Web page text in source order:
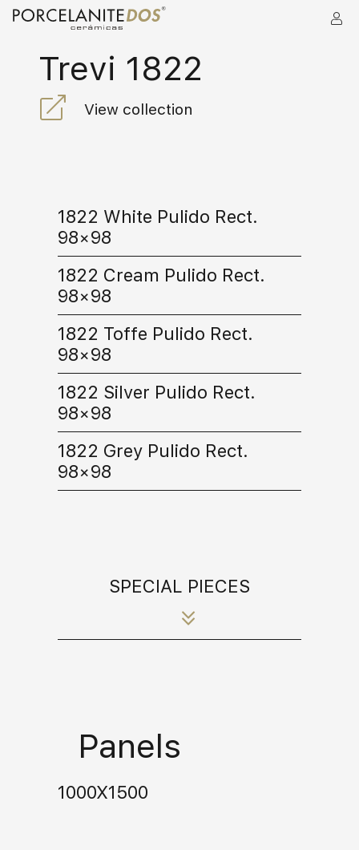
Trevi 1822
View collection
1822 White Pulido Rect.
98×98
1822 Cream Pulido Rect.
98×98
1822 Toffe Pulido Rect.
98×98
1822 Silver Pulido Rect.
98×98
1822 Grey Pulido Rect.
98×98
SPECIAL PIECES
Panels
1000X1500